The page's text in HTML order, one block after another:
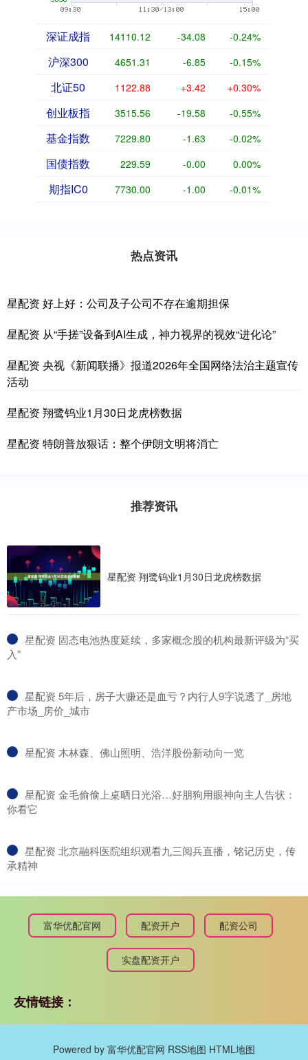
深证成指 14110.12 -34.08 -0.24%
沪深300 4651.31 -6.85 -0.15%
北证50 1122.88 +3.42 +0.30%
创业板指 3515.56 -19.58 -0.55%
基金指数 7229.80 -1.63 -0.02%
国债指数 229.59 -0.00 0.00%
期指IC0 7730.00 -1.00 -0.01%
热点资讯
星配资 好上好：公司及子公司不存在逾期担保
星配资 从“手搓”设备到AI生成，神力视界的视效“进化论”
星配资 央视《新闻联播》报道2026年全国网络法治主题宣传
活动
星配资 翔鹭钨业1月30日龙虎榜数据
星配资 特朗普放狠话：整个伊朗文明将消亡
推荐资讯
星配资 翔鹭钨业1月30日龙虎榜数据
​星配资 固态电池热度延续，多家概念股的机构最新评级为“买
入”
​星配资 5年后，房子大赚还是血亏？内行人9字说透了_房地
产市场_房价_城市
​星配资 木林森、佛山照明、浩洋股份新动向一览
​星配资 金毛偷偷上桌晒日光浴…好朋狗用眼神向主人告状：
你看它
​星配资 北京融科医院组织观看九三阅兵直播，铭记历史，传
承精神
富华优配官网 配资开户 配资公司
实盘配资开户
友情链接：
Powered by 富华优配官网 RSS地图 HTML地图